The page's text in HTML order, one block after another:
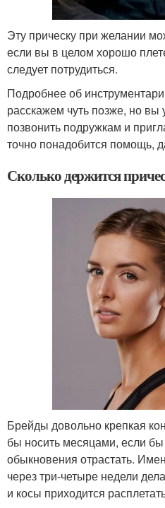
Эту прическу при желании
если вы в целом хорошо
следует потрудиться.
Подробнее об
расскажем чуть позже, но вы
позвонить подружкам и
точно понадобится помощь,
Сколько держится
Брейды довольно крепкая
бы носить месяцами, если
обыкновения отрастать.
через три-четыре недели
и косы приходится